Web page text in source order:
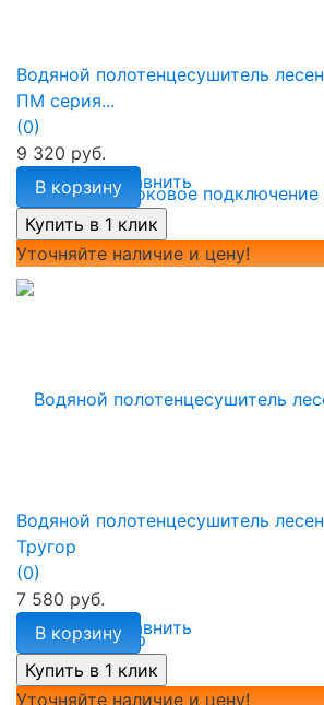
избранное сравнить
Водяной полотенцесушитель
ПМ серия...
(0)
9 320 руб.
В корзину
Уточняйте наличие и цену!
избранное сравнить
Водяной полотенцесушитель
Тругор
(0)
7 580 руб.
В корзину
Уточняйте наличие и цену!